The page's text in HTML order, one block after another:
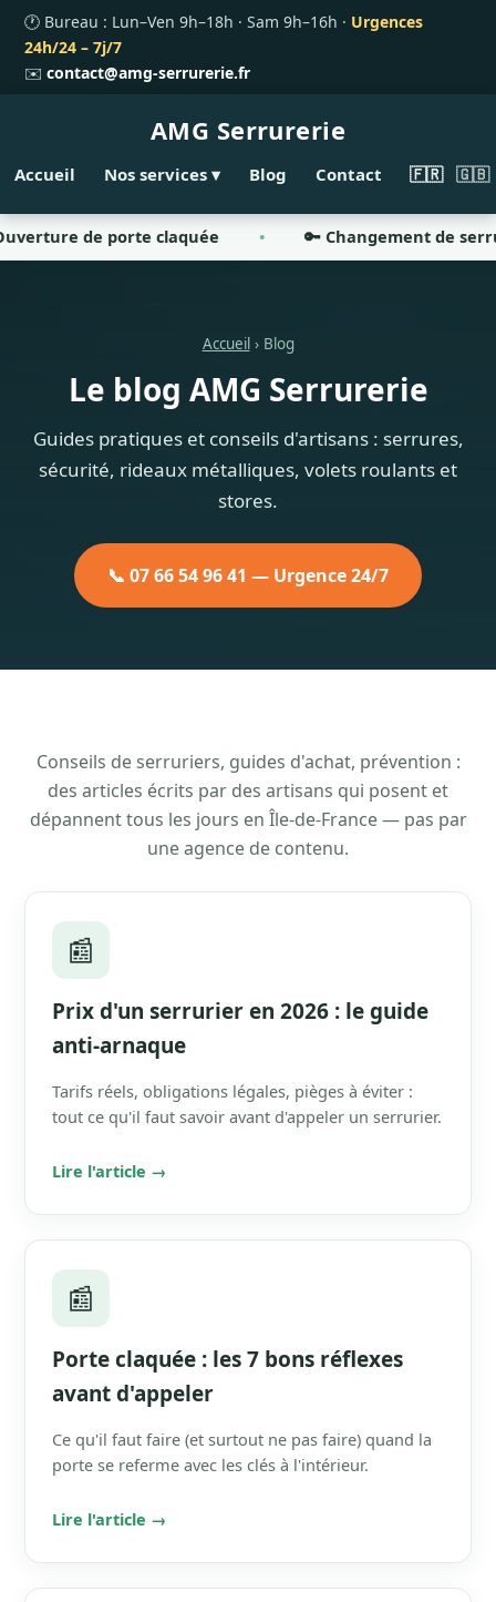
🕐 Bureau : Lun–Ven 9h–18h · Sam 9h–16h · Urgences
24h/24 – 7j/7
✉️ contact@amg-serrurerie.fr
AMG Serrurerie
Accueil Nos services ▾ Blog Contact 🇫🇷 🇬🇧
de porte claquée 🔑 Changement de serrure
Accueil› Blog
Le blog AMG Serrurerie
Guides pratiques et conseils d'artisans : serrures,
sécurité, rideaux métalliques, volets roulants et
stores.
📞 07 66 54 96 41 — Urgence 24/7
Conseils de serruriers, guides d'achat, prévention :
des articles écrits par des artisans qui posent et
dépannent tous les jours en Île-de-France — pas par
une agence de contenu.
📰
Prix d'un serrurier en 2026 : le guide
anti-arnaque
Tarifs réels, obligations légales, pièges à éviter :
tout ce qu'il faut savoir avant d'appeler un serrurier.
Lire l'article →
📰
Porte claquée : les 7 bons réflexes
avant d'appeler
Ce qu'il faut faire (et surtout ne pas faire) quand la
porte se referme avec les clés à l'intérieur.
Lire l'article →